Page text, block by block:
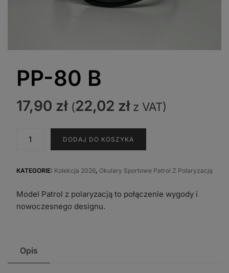
PP-80 B
17,90 zł (22,02 złz VAT)
B
DODAJ DO KOSZYKA
KATEGORIE: Kolekcja 2026, Okulary Sportowe Patrol Z Polaryzacją
Model Patrol z polaryzacją to połączenie wygody i
nowoczesnego designu.
Opis